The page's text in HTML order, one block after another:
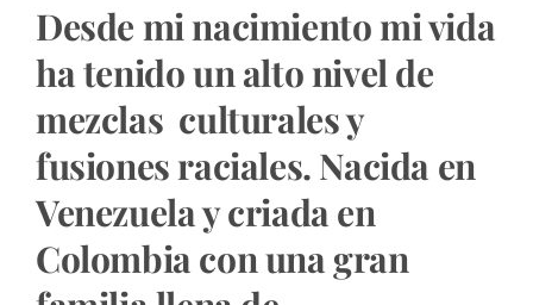
Desde mi nacimiento mi vida
ha tenido un alto nivel de
mezclas culturales y
fusiones raciales. Nacida en
Venezuela y criada en
Colombia con una gran